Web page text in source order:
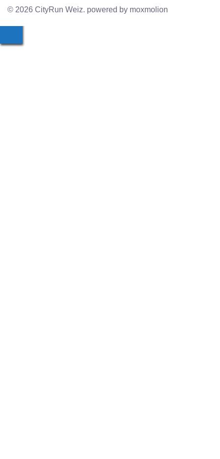
© 2026 CityRun Weiz. powered by moxmolion